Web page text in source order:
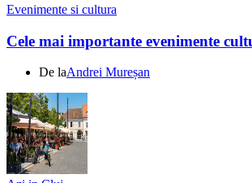
Evenimente si cultura
Cele mai importante evenimente
De laAndrei Mureșan